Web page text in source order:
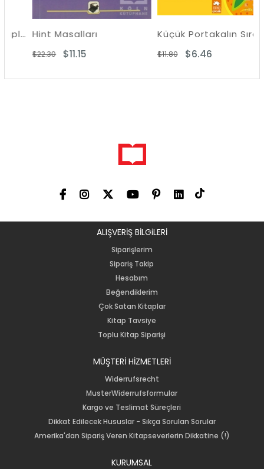
Hint Masalları
$11.15
$22.30
Küçük Portakalın Sıradışı Öyküsü
$6.46
$11.80
ALIŞVERİŞ BİLGiLERİ
Siparişlerim
Sipariş Takip
Hesabım
Beğendiklerim
Çok Satan Kitaplar
Kitap Tavsiye
Toplu Kitap Siparişi
MÜŞTERİ HİZMETLERİ
Widerrufsrecht
MusterWiderrufsformular
Kargo ve Teslimat Süreçleri
Dikkat Edilecek Hususlar - Sıkça Sorulan Sorular
Amerika'dan Sipariş Veren Kitapseverlerin Dikkatine (!)
KURUMSAL